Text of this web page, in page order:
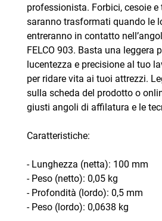
professionista. Forbici, cesoie
saranno trasformati quando le
entreranno in contatto
FELCO 903. Basta una leggera
lucentezza e precisione al tuo
per ridare vita ai tuoi attrezzi.
sulla scheda del prodotto o
giusti angoli di affilatura e le
Caratteristiche:
- Lunghezza (netta): 100 mm
- Peso (netto): 0,05 kg
- Profondità (lordo): 0,5 mm
- Peso (lordo): 0,0638 kg